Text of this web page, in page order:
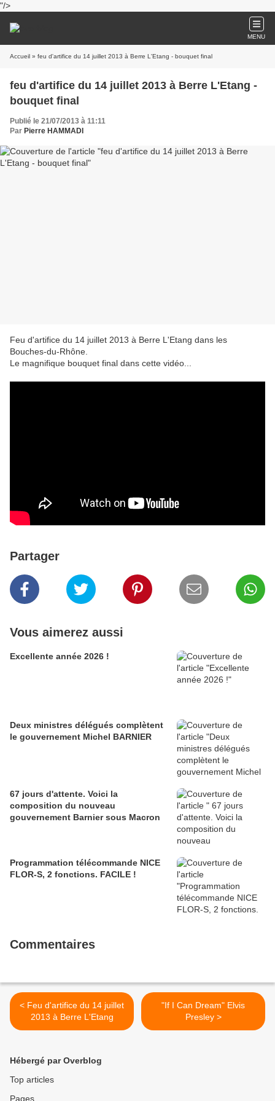
"/>
MENU
Accueil » feu d'artifice du 14 juillet 2013 à Berre L'Etang - bouquet final
feu d'artifice du 14 juillet 2013 à Berre L'Etang -
bouquet final
Publié le 21/07/2013 à 11:11
Par Pierre HAMMADI
Feu d'artifice du 14 juillet 2013 à Berre L'Etang dans les
Bouches-du-Rhône.
Le magnifique bouquet final dans cette vidéo...
Partager
Vous aimerez aussi
Excellente année 2026 !
Deux ministres délégués complètent
le gouvernement Michel BARNIER
67 jours d'attente. Voici la
composition du nouveau
gouvernement Barnier sous Macron
Programmation télécommande NICE
FLOR-S, 2 fonctions. FACILE !
Commentaires
< Feu d'artifice du 14 juillet
2013 à Berre L'Etang
"If I Can Dream" Elvis
Presley >
Hébergé par Overblog
Top articles
Pages